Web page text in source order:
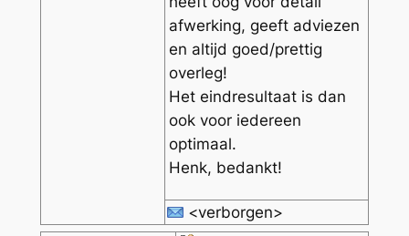
afwerking, geeft adviezen
en altijd goed/prettig
overleg!
Het eindresultaat is dan
ook voor iedereen
optimaal.
Henk, bedankt!️
<verborgen>